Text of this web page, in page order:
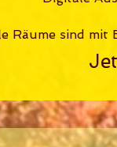
Räume sind mit